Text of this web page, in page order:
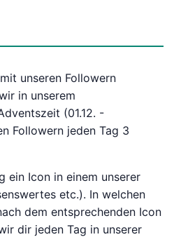
unseren Followern
in unserem
(01.12. -
Followern jeden Tag 3
ein Icon in einem unserer
etc.). In welchen
dem entsprechenden Icon
dir jeden Tag in unserer